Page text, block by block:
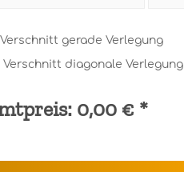
Verschnitt gerade Verlegung
Verschnitt diagonale Verlegung
0,00 € *